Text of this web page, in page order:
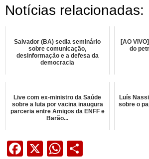
Notícias relacionadas:
Salvador (BA) sedia seminário
sobre comunicação,
desinformação e a defesa da
democracia
[AO
do
Live com ex-ministro da Saúde
sobre a luta por vacina inaugura
parceria entre Amigos da ENFF e
Barão...
Luís
sobre o
Facebook
X WhatsApp